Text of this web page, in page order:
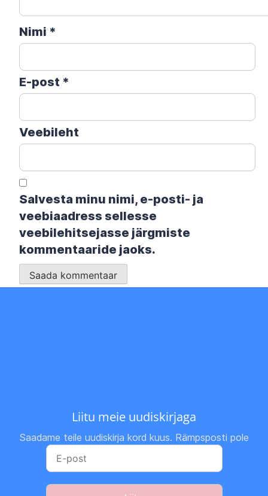
Nimi *
E-post *
Veebileht
Salvesta minu nimi, e-posti- ja
veebiaadress sellesse
veebilehitsejasse järgmiste
kommentaaride jaoks.
Liitu meie uudiskirjaga
Saadame teile uudiskirja kord kuus. Rämpsposti pole